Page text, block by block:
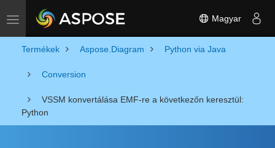
Toggle navigation Magyar
Termékek Aspose.Diagram Python via Java
Conversion
VSSM konvertálása EMF-re a következőn keresztül:
Python